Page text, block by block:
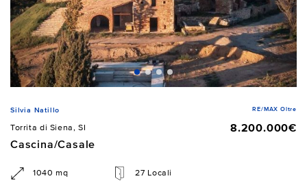
Silvia Natillo RE/MAX Oltre
Torrita di Siena, SI
8.200.000€
Cascina/Casale
1040 mq 27 Locali